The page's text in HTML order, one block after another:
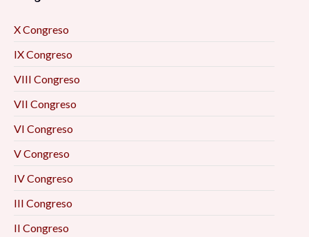
X Congreso
IX Congreso
VIII Congreso
VII Congreso
VI Congreso
V Congreso
IV Congreso
III Congreso
II Congreso